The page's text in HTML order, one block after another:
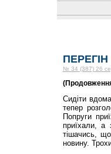
ПЕРЕГІН
№ 34 (387) 26
Сидіти
тепер
Попруги
приїхали, а
тішачись,
новину.